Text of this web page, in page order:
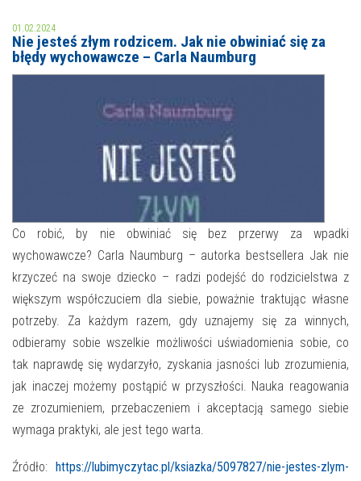
MOJE KONTO
NAJBLIŻSZE WYDARZENIA
WYDARZENIA BIEŻĄCE
WYDARZYŁO SIĘ
NASZA OFERTA
STREFA WIEDZY O REGIONIE
FORMY STAŁE
NASZE FILIE
WYDARZENIA KULTURALNE
FOTO
E-INFORMATOR
O NAS
01.02.2024
Nie jesteś złym rodzicem. Jak nie obwiniać się za
błędy wychowawcze – Carla Naumburg
Co robić, by nie obwiniać się bez przerwy za wpadki
wychowawcze? Carla Naumburg – autorka bestsellera Jak nie
krzyczeć na swoje dziecko – radzi podejść do rodzicielstwa z
większym współczuciem dla siebie, poważnie traktując własne
potrzeby. Za każdym razem, gdy uznajemy się za winnych,
odbieramy sobie wszelkie możliwości uświadomienia sobie, co
tak naprawdę się wydarzyło, zyskania jasności lub zrozumienia,
jak inaczej możemy postąpić w przyszłości. Nauka reagowania
ze zrozumieniem, przebaczeniem i akceptacją samego siebie
wymaga praktyki, ale jest tego warta.
Źródło: https://lubimyczytac.pl/ksiazka/5097827/nie-jestes-zlym-